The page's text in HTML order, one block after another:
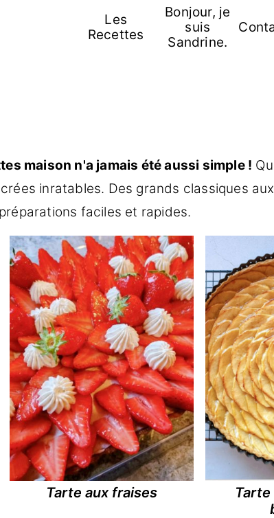
Les
Recettes
Bonjour, je
suis
Sandrine.
maison n'a jamais été aussi simple !
inratables. Des grands classiques
faciles et rapides.
Tarte aux fraises
Tarte